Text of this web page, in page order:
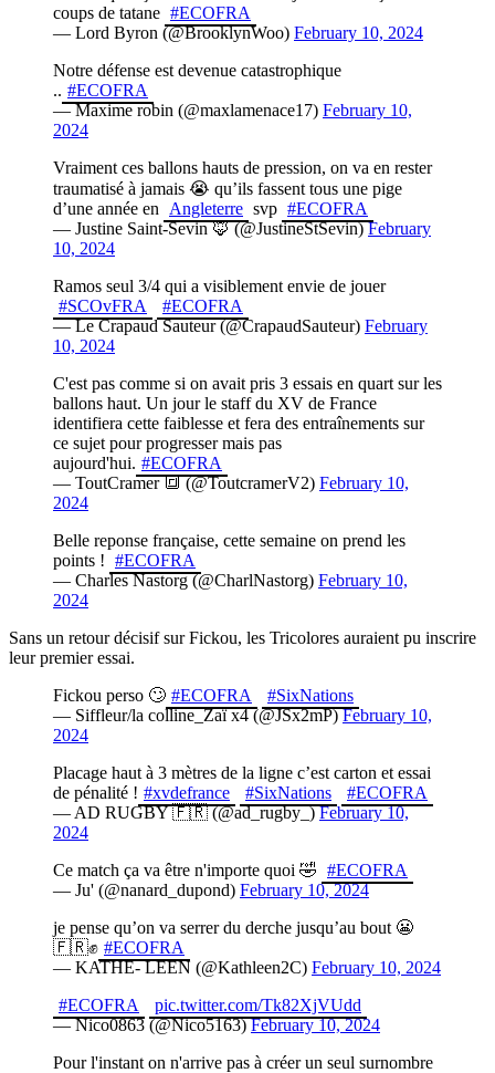
coups de tatane #ECOFRA
— Lord Byron (@BrooklynWoo) February 10, 2024
Notre défense est devenue catastrophique
.. #ECOFRA
— Maxime robin (@maxlamenace17) February 10,
2024
Vraiment ces ballons hauts de pression, on va en rester
traumatisé à jamais 😭 qu’ils fassent tous une pige
d’une année en
Angleterre svp #ECOFRA
— Justine Saint-Sevin 🦊 (@JustineStSevin)February
10, 2024
Ramos seul 3/4 qui a visiblement envie de jouer
#SCOvFRA
#ECOFRA
— Le Crapaud Sauteur (@CrapaudSauteur) February
10, 2024
C'est pas comme si on avait pris 3 essais en quart sur les
ballons haut. Un jour le staff du XV de France
identifiera cette faiblesse et fera des entraînements sur
ce sujet pour progresser mais pas
aujourd'hui. #ECOFRA
— ToutCramer 🔳 (@ToutcramerV2) February 10,
2024
Belle reponse française, cette semaine on prend les
points ! #ECOFRA
— Charles Nastorg (@CharlNastorg) February 10,
2024
Sans un retour décisif sur Fickou, les Tricolores auraient pu inscrire
leur premier essai.
Fickou perso 🙄 #ECOFRA
#SixNations
— Siffleur/la colline_Zaï x4 (@JSx2mP)February 10,
2024
Placage haut à 3 mètres de la ligne c’est carton et essai
de pénalité ! #xvdefrance #SixNations
#ECOFRA
— AD RUGBY 🇫🇷 (@ad_rugby_)February 10,
2024
Ce match ça va être n'importe quoi 🤣 #ECOFRA
— Ju' (@nanard_dupond) February 10, 2024
je pense qu’on va serrer du derche jusqu’au bout 😬
🇫🇷✊ #ECOFRA
— KATHE- LEEN (@Kathleen2C) February 10, 2024
#ECOFRA
pic.twitter.com/Tk82XjVUdd
— Nico0863 (@Nico5163)February 10, 2024
Pour l'instant on n'arrive pas à créer un seul surnombre